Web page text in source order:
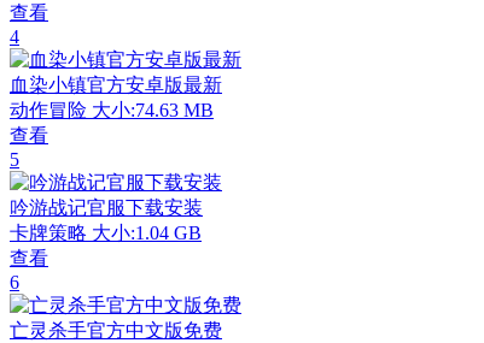
查看
4
血染小镇官方安卓版最新
动作冒险 大小:74.63 MB
查看
5
吟游战记官服下载安装
卡牌策略 大小:1.04 GB
查看
6
亡灵杀手官方中文版免费